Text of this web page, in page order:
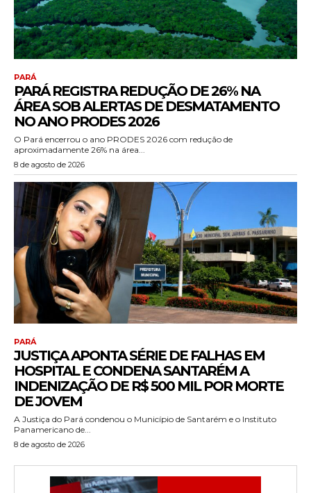
PARÁ
PARÁ REGISTRA REDUÇÃO DE 26% NA
ÁREA SOB ALERTAS DE DESMATAMENTO
NO ANO PRODES 2026
O Pará encerrou o ano PRODES 2026 com redução de
aproximadamente 26% na área...
8 de agosto de 2026
PARÁ
JUSTIÇA APONTA SÉRIE DE FALHAS EM
HOSPITAL E CONDENA SANTARÉM A
INDENIZAÇÃO DE R$ 500 MIL POR MORTE
DE JOVEM
A Justiça do Pará condenou o Município de Santarém e o Instituto
Panamericano de...
8 de agosto de 2026